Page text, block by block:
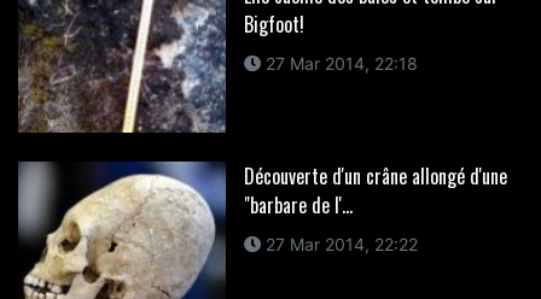
Bigfoot!
27 Mar 2014, 22:18
Découverte d'un crâne allongé d'une
"barbare de l'...
27 Mar 2014, 22:22